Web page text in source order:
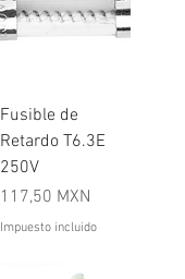
Fusible de
Retardo T6.3E
250V
Precio
117,50 MXN
Impuesto incluido